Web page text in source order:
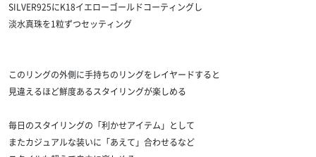
SILVER925にK18イエローゴールドコーティングし
淡水真珠を1粒ずつセッティング
このリングの外側に手持ちのリングをレイヤードすると
見違えるほど鮮度あるスタイリングが楽しめる
毎日のスタイリングの「利かせアイテム」として
またカジュアルな装いに「あえて」合わせるなど